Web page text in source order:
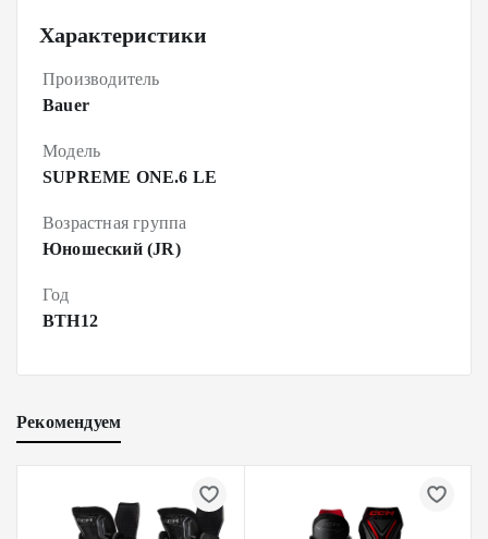
Характеристики
Производитель
Bauer
Модель
SUPREME ONE.6 LE
Возрастная группа
Юношеский (JR)
Год
BTH12
Рекомендуем